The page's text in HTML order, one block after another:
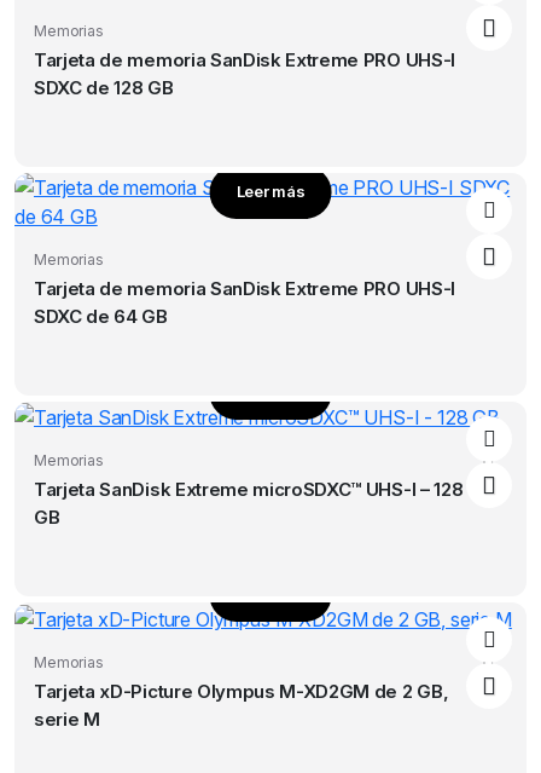
Memorias
Tarjeta de memoria SanDisk Extreme PRO UHS-I
SDXC de 128 GB
Leer más
Memorias
Tarjeta de memoria SanDisk Extreme PRO UHS-I
SDXC de 64 GB
Memorias
Tarjeta SanDisk Extreme microSDXC™ UHS-I – 128
GB
Memorias
Tarjeta xD-Picture Olympus M-XD2GM de 2 GB,
serie M